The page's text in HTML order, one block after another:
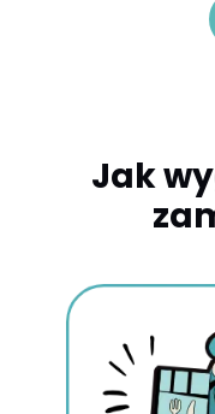
Jak